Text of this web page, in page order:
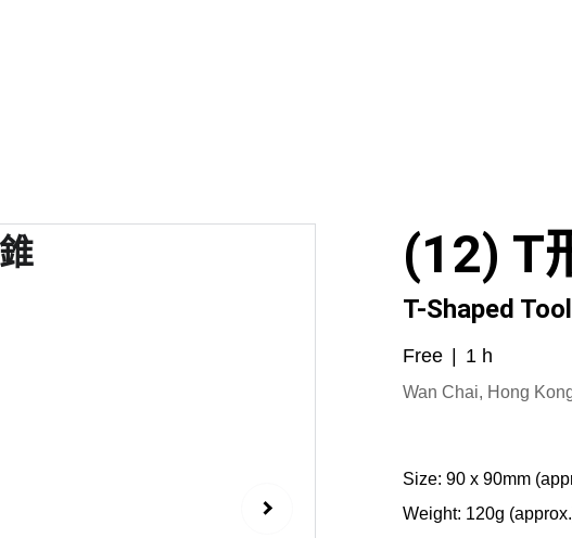
(12) T
T-Shaped
Free 1 h
Wan Chai, Hong
Size: 90 x 90mm
Weight: 120g